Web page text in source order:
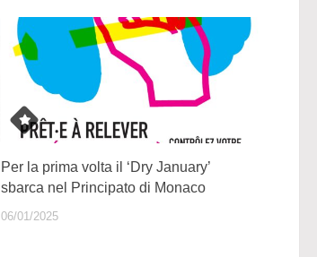
Per la prima volta il ‘Dry January’
sbarca nel Principato di Monaco
06/01/2025